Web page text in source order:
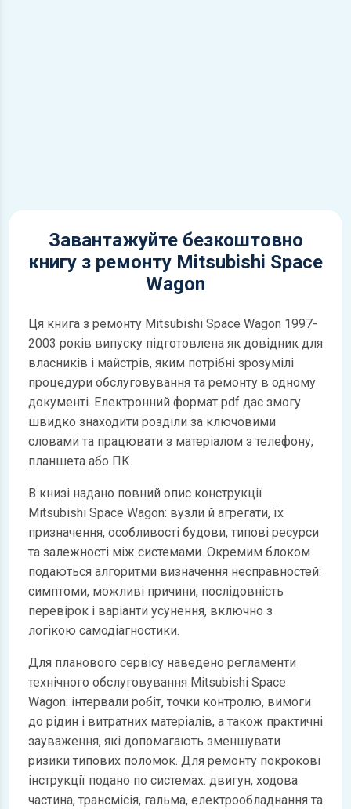
Завантажуйте безкоштовно
книгу з ремонту Mitsubishi Space
Wagon
Ця книга з ремонту Mitsubishi Space Wagon 1997-
2003 років випуску підготовлена як довідник для
власників і майстрів, яким потрібні зрозумілі
процедури обслуговування та ремонту в одному
документі. Електронний формат pdf дає змогу
швидко знаходити розділи за ключовими
словами та працювати з матеріалом з телефону,
планшета або ПК.
В книзі надано повний опис конструкції
Mitsubishi Space Wagon: вузли й агрегати, їх
призначення, особливості будови, типові ресурси
та залежності між системами. Окремим блоком
подаються алгоритми визначення несправностей:
симптоми, можливі причини, послідовність
перевірок і варіанти усунення, включно з
логікою самодіагностики.
Для планового сервісу наведено регламенти
технічного обслуговування Mitsubishi Space
Wagon: інтервали робіт, точки контролю, вимоги
до рідин і витратних матеріалів, а також практичні
зауваження, які допомагають зменшувати
ризики типових поломок. Для ремонту покрокові
інструкції подано по системах: двигун, ходова
частина, трансмісія, гальма, електрообладнання та